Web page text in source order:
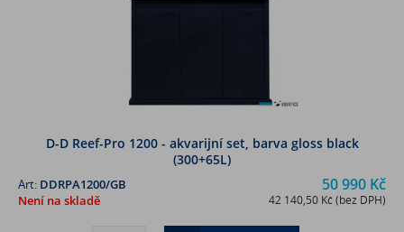
D-D Reef-Pro 1200 - akvarijní set, barva gloss black
(300+65L)
50 990 Kč
42 140,50 Kč (bez DPH)
Art: DDRPA1200/GB
Není na skladě